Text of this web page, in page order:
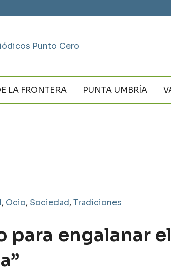
LA FRONTERA PUNTA UMBRÍA
, Ocio, Sociedad, Tradiciones
para engalanar